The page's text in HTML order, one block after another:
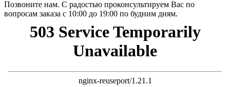
Позвоните нам. С радостью проконсультируем Вас по
вопросам заказа с 10:00 до 19:00 по будним дням.